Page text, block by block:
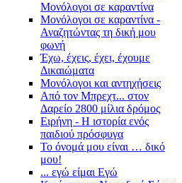
Μονόλογοι σε καραντίνα
Μονόλογοι σε καραντίνα -
Αναζητώντας τη δική μου
φωνή
Έχω, έχεις, έχει, έχουμε
Δικαιώματα
Μονόλογοι και αντηχήσεις
Από τον Μπρεχτ... στον
Δαρείο 2800 μίλια δρόμος
Ειρήνη - Η ιστορία ενός
παιδιού πρόσφυγα
Το όνομά μου είναι … δικό
μου!
... εγώ είμαι Εγώ